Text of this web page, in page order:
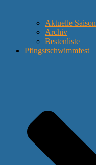
Aktuelle Saison
Archiv
Bestenliste
Pfingstschwimmfest